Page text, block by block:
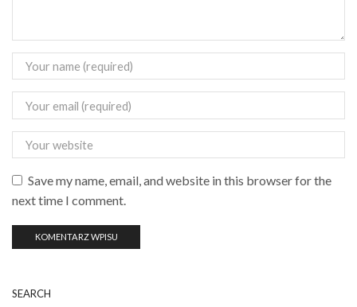
Save my name, email, and website in this browser for the
next time I comment.
SEARCH